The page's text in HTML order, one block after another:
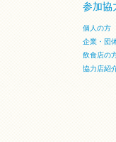
参加協
個人の方
企業・団
飲食店の
協力店紹